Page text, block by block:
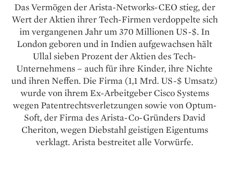
Das Vermögen der Arista-Networks-CEO stieg, der
Wert der Aktien ihrer Tech-Firmen verdoppelte sich
im vergan­genen Jahr um 370 Millionen US-$. In
London geboren und in Indien aufgewachsen hält
Ullal sieben Prozent der Aktien des Tech-
Unternehmens – auch für ihre Kinder, ihre Nichte
und ihren Neffen. Die Firma (1,1 Mrd. US-$ Umsatz)
wurde von ihrem Ex-Arbeitgeber Cisco Systems
wegen Patentrechtsverletzungen sowie von Optum-
Soft, der Firma des Arista-Co-Gründers David
Cheriton, wegen Diebstahl geistigen Eigentums
verklagt. Arista bestreitet alle Vorwürfe.